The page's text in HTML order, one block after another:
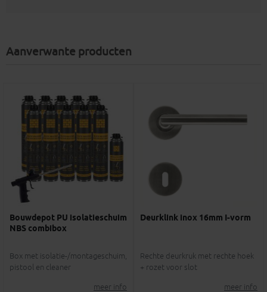
Aanverwante producten
Bouwdepot PU isolatieschuim
NBS combibox
Box met isolatie-/montageschuim,
pistool en cleaner
meer info
Deurklink inox 16mm I-vorm
Rechte deurkruk met rechte hoek
+ rozet voor slot
meer info